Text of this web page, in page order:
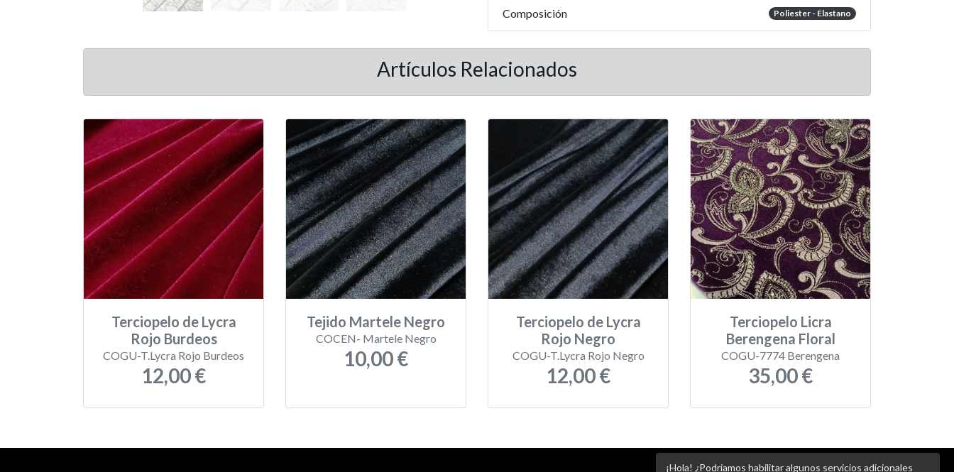
Composición Poliester - Elastano
Artículos Relacionados
Terciopelo de Lycra
Rojo Burdeos
COGU-T.Lycra Rojo Burdeos
12,00 €
Tejido Martele Negro
COCEN- Martele Negro
10,00 €
Terciopelo de Lycra
Rojo Negro
COGU-T.Lycra Rojo Negro
12,00 €
Terciopelo Licra
Berengena Floral
COGU-7774 Berengena
35,00 €
¡Hola! ¿Podríamos habilitar algunos servicios adicionales